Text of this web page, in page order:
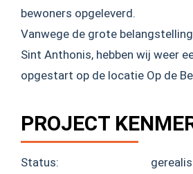
bewoners opgeleverd.
Vanwege de grote
Sint Anthonis, hebben wij weer
opgestart op de locatie Op de
PROJECT
Status: